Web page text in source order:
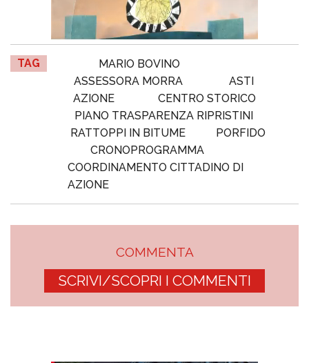
TAG
MARIO BOVINO
ASSESSORA MORRA
ASTI
AZIONE
CENTRO STORICO
PIANO TRASPARENZA RIPRISTINI
RATTOPPI IN BITUME
PORFIDO
CRONOPROGRAMMA
COORDINAMENTO CITTADINO DI
AZIONE
COMMENTA
SCRIVI/SCOPRI I COMMENTI